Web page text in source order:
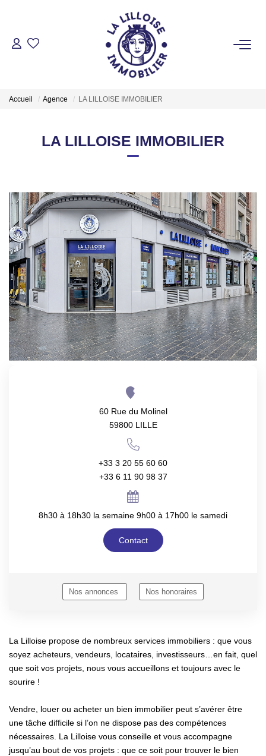
ACHETER
VENDRE
GESTION LOCATIVE
TRANSACTIONS RÉALISÉES
NOTRE AGENCE
EN
Accueil Agence LA LILLOISE IMMOBILIER
LA LILLOISE IMMOBILIER
60 Rue du Molinel
59800 LILLE
+33 3 20 55 60 60
+33 6 11 90 98 37
8h30 à 18h30 la semaine 9h00 à 17h00 le samedi
Contact
Nos annonces Nos honoraires
La Lilloise propose de nombreux services immobiliers : que vous
soyez acheteurs, vendeurs, locataires, investisseurs…en fait, quel
que soit vos projets, nous vous accueillons et toujours avec le
sourire !
Vendre, louer ou acheter un bien immobilier peut s’avérer être
une tâche difficile si l’on ne dispose pas des compétences
nécessaires. La Lilloise vous conseille et vous accompagne
jusqu’au bout de vos projets : que ce soit pour trouver le bien